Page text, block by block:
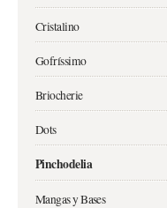
Cristalino
Gofríssimo
Briocherie
Dots
Pinchodelia
Mangas y Bases